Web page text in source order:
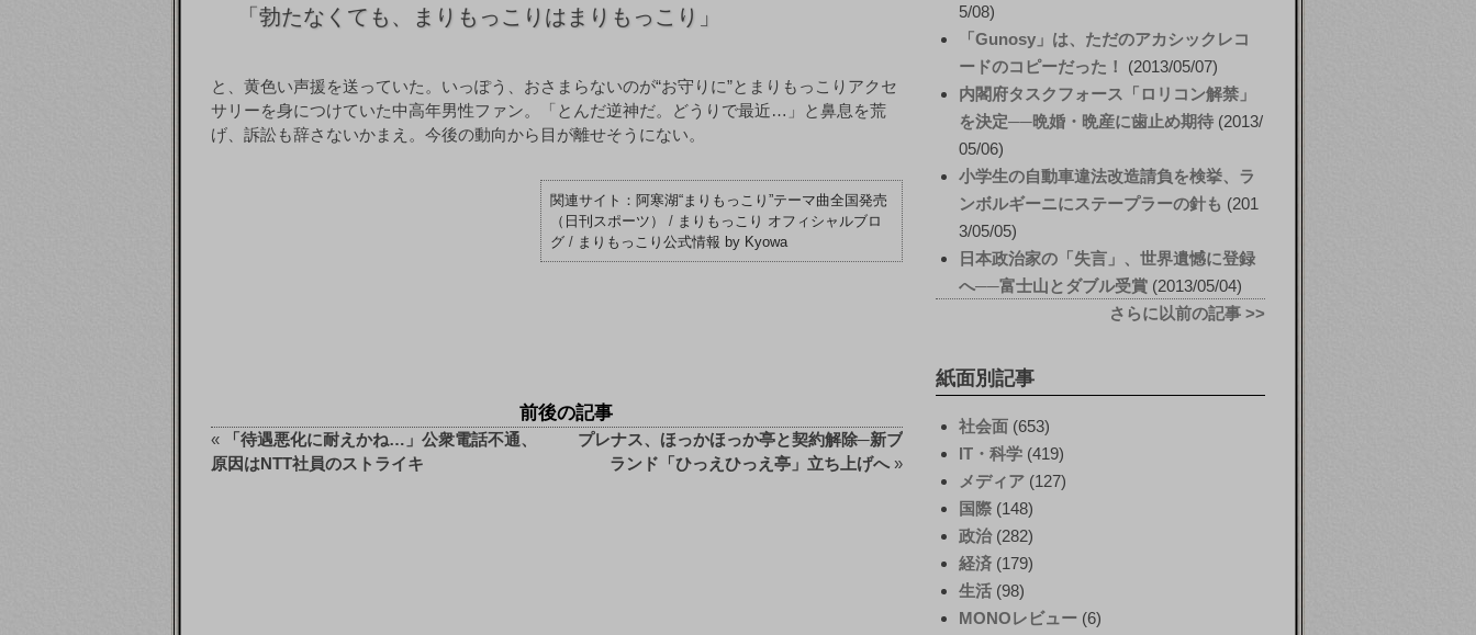
「 勃たなくても、まりもっこりはまりもっこり」
と、黄色い声援を送っていた。いっぽう、おさまらないのが“お守りに”とまりもっこりアクセ
サリーを身につけていた中高年男性ファン。「とんだ逆神だ。どうりで最近…」と鼻息を荒
げ、訴訟も辞さないかまえ。今後の動向から目が離せそうにない。
阿寒湖“まりもっこり”テーマ曲全国発売
（日刊スポーツ）
/ まりもっこり オフィシャルブロ
グ / まりもっこり公式情報 by Kyowa
前後の記事
«
「待遇悪化に耐えかね…」公衆電話不通、
原因はNTT社員のストライキ
プレナス、ほっかほっか亭と契約解除─新ブ
ランド「ひっえひっえ亭」立ち上げへ»
5/08
「Gunosy」は、ただのアカシックレコ
ードのコピーだった！
2013/05/07
内閣府タスクフォース「ロリコン解禁」
を決定──晩婚・晩産に歯止め期待 2013/
05/06
小学生の自動車違法改造請負を検挙、ラ
ンボルギーニにステープラーの針も
201
3/05/05
日本政治家の「失言」、世界遺憾に登録
へ──富士山とダブル受賞 2013/05/04
さらに以前の記事 >>
紙面別記事
社会面 (653)
IT・科学 (419)
メディア (127)
国際 (148)
政治(282)
経済 (179)
生活 (98)
MONOレビュー (6)